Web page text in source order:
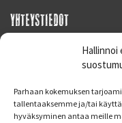
Hallinnoi
Parhaan kokemuksen
tallentaaksemme ja/tai
hyväksyminen antaa meille
YHTEYSTIEDOT
SUPERMOTO CENTER
Finland